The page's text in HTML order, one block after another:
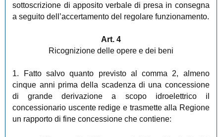
sottoscrizione di apposito verbale di presa in consegna
a seguito dell’accertamento del regolare funzionamento.
Art. 4
Ricognizione delle opere e dei beni
1. Fatto salvo quanto previsto al comma 2, almeno
cinque anni prima della scadenza di una concessione
di grande derivazione a scopo idroelettrico il
concessionario uscente redige e trasmette alla Regione
un rapporto di fine concessione che contiene: